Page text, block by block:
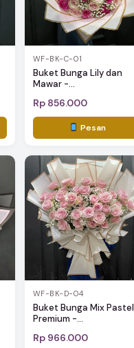
WF-BK-C-01
Buket Bunga Lily dan
Mawar -...
Rp 856.000
Pesan
WF-BK-D-04
Buket Bunga Mix Pastel
Premium -...
Rp 966.000